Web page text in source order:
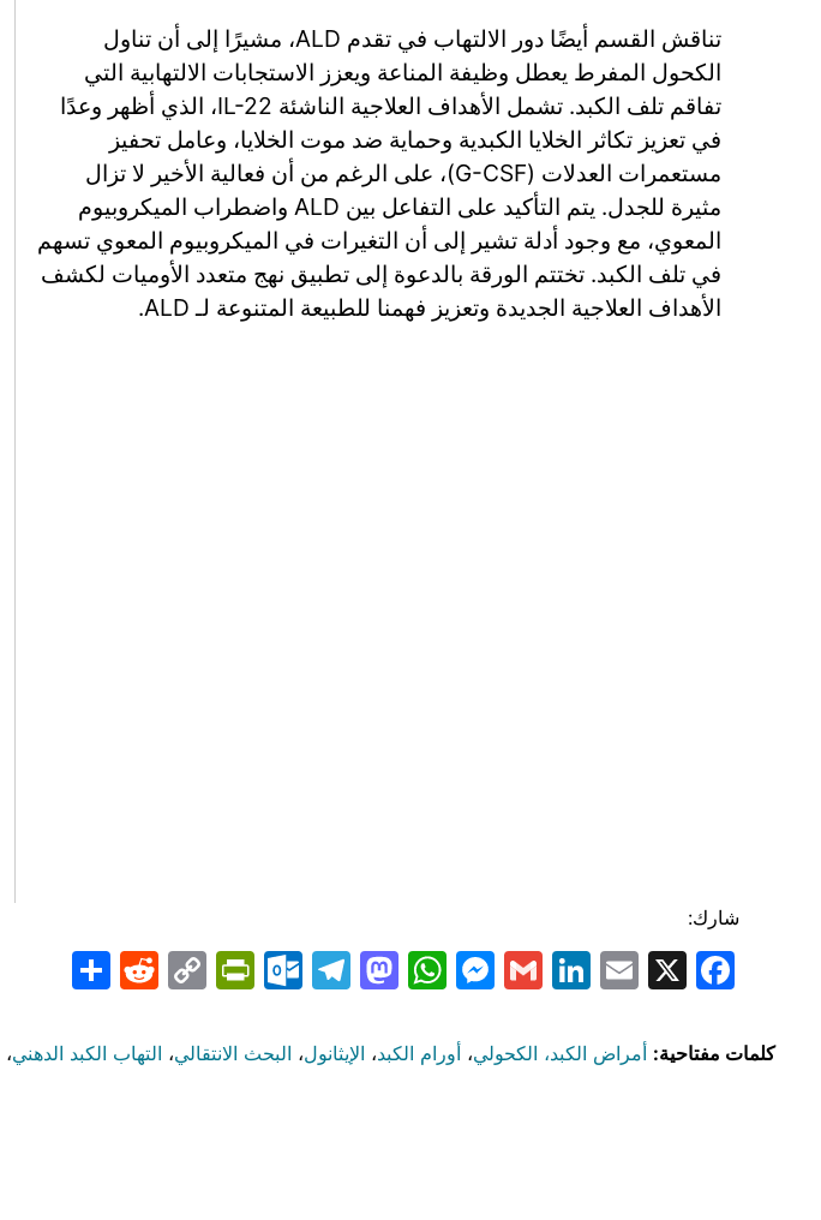
تناقش القسم أيضًا دور الالتهاب في تقدم ALD، مشيرًا إلى أن تناول
الكحول المفرط يعطل وظيفة المناعة ويعزز الاستجابات الالتهابية التي
تفاقم تلف الكبد. تشمل الأهداف العلاجية الناشئة IL-22، الذي أظهر وعدًا
في تعزيز تكاثر الخلايا الكبدية وحماية ضد موت الخلايا، وعامل تحفيز
مستعمرات العدلات (G-CSF)، على الرغم من أن فعالية الأخير لا تزال
مثيرة للجدل. يتم التأكيد على التفاعل بين ALD واضطراب الميكروبيوم
المعوي، مع وجود أدلة تشير إلى أن التغيرات في الميكروبيوم المعوي تسهم
في تلف الكبد. تختتم الورقة بالدعوة إلى تطبيق نهج متعدد الأوميات لكشف
الأهداف العلاجية الجديدة وتعزيز فهمنا للطبيعة المتنوعة لـ ALD.
شارك:
Facebook
X
Email
LinkedIn
Gmail
Messenger
WhatsApp
Mastodon
Telegram
Outlook.com
PrintFriendly
Copy
Reddit
كلمات مفتاحية: أمراض الكبد، الكحولي، أورام الكبد، الإيثانول، البحث الانتقالي، التهاب الكبد الدهني،